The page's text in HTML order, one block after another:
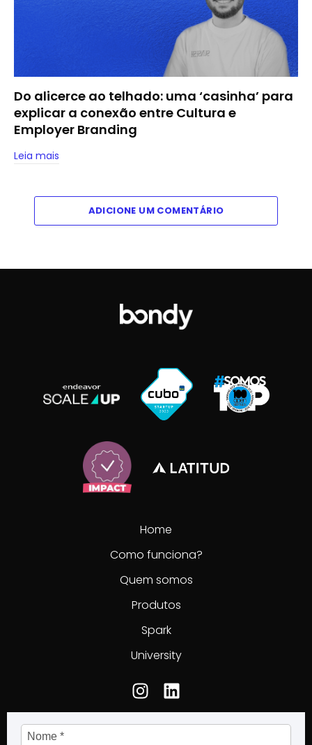
Do alicerce ao telhado: uma ‘casinha’ para
explicar a conexão entre Cultura e
Employer Branding
Leia mais
ADICIONE UM COMENTÁRIO
Home
Como funciona?
Quem somos
Produtos
Spark
University